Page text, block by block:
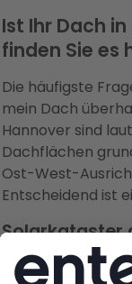
Ist Ihr Dach
finden Sie es
Die häufigste
mein Dach
Hannover sind
Dachflächen
Ost-West-
Entscheidend ist
Solarkataster
guter Einstieg